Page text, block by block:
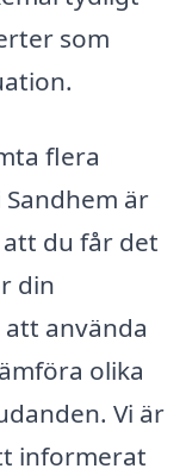
som
flera
är
du får det
din
använda
olika
Vi är
informerat